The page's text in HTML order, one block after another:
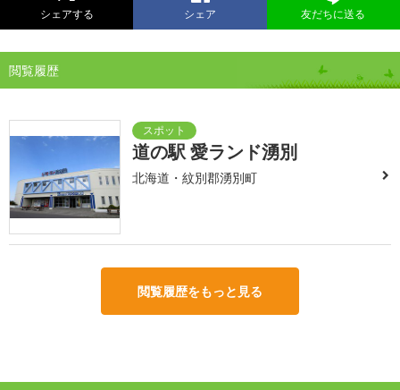
シェアする シェア 友だちに送る
閲覧履歴
道の駅 愛ランド湧別
北海道・紋別郡湧別町
閲覧履歴をもっと見る